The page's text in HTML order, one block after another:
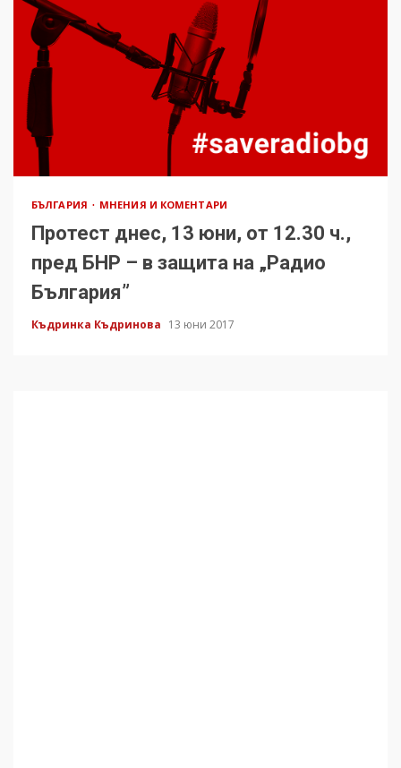
БЪЛГАРИЯ МНЕНИЯ И КОМЕНТАРИ
Протест днес, 13 юни, от 12.30 ч.,
пред БНР – в защита на „Радио
България”
Къдринка Къдринова 13 юни 2017